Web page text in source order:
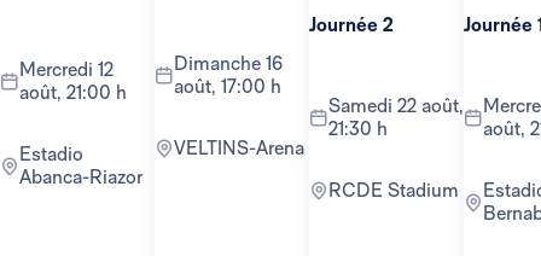
mercredi 12
août, 21:00 h
Estadio
Abanca-Riazor
dimanche 16
août, 17:00 h
VELTINS-Arena
Journée 2
samedi 22 août,
21:30 h
RCDE Stadium
Journée
mercredi 26
août,
Estadio